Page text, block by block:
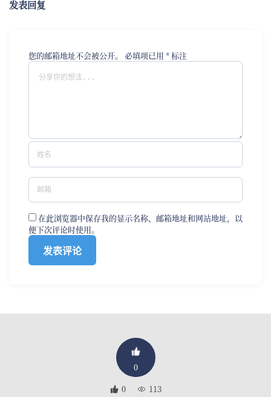
发表回复
您的邮箱地址不会被公开。 必填项已用 *标注
在此浏览器中保存我的显示名称、邮箱地址和网站地址，以
便下次评论时使用。
0
0
113